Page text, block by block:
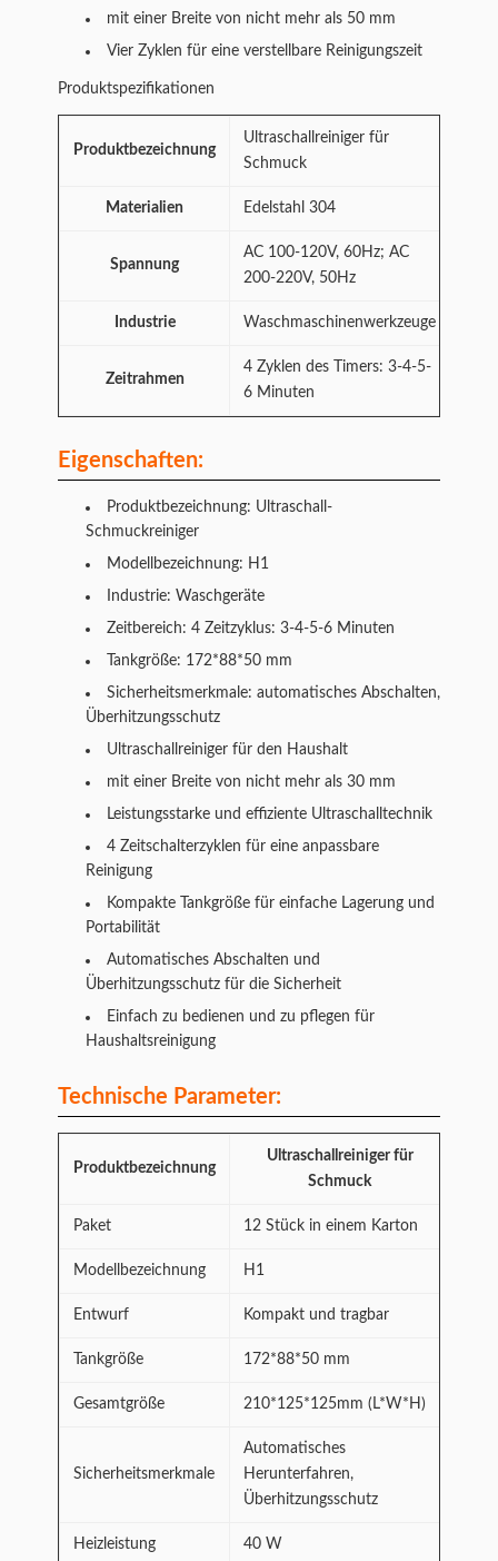
mit einer Breite von nicht mehr als 50 mm
Vier Zyklen für eine verstellbare Reinigungszeit
Produktspezifikationen
Produktbezeichnung
Ultraschallreiniger für
Schmuck
Materialien Edelstahl 304
Spannung
AC 100-120V, 60Hz; AC
200-220V, 50Hz
Industrie Waschmaschinenwerkzeuge
Zeitrahmen
4 Zyklen des Timers: 3-4-5-
6 Minuten
Eigenschaften:
Produktbezeichnung: Ultraschall-
Schmuckreiniger
Modellbezeichnung: H1
Industrie: Waschgeräte
Zeitbereich: 4 Zeitzyklus: 3-4-5-6 Minuten
Tankgröße: 172*88*50 mm
Sicherheitsmerkmale: automatisches Abschalten,
Überhitzungsschutz
Ultraschallreiniger für den Haushalt
mit einer Breite von nicht mehr als 30 mm
Leistungsstarke und effiziente Ultraschalltechnik
4 Zeitschalterzyklen für eine anpassbare
Reinigung
Kompakte Tankgröße für einfache Lagerung und
Portabilität
Automatisches Abschalten und
Überhitzungsschutz für die Sicherheit
Einfach zu bedienen und zu pflegen für
Haushaltsreinigung
Technische Parameter:
Produktbezeichnung
Ultraschallreiniger für
Schmuck
Paket 12 Stück in einem Karton
Modellbezeichnung H1
Entwurf Kompakt und tragbar
Tankgröße 172*88*50 mm
Gesamtgröße 210*125*125mm (L*W*H)
Sicherheitsmerkmale
Automatisches
Herunterfahren,
Überhitzungsschutz
Heizleistung 40 W